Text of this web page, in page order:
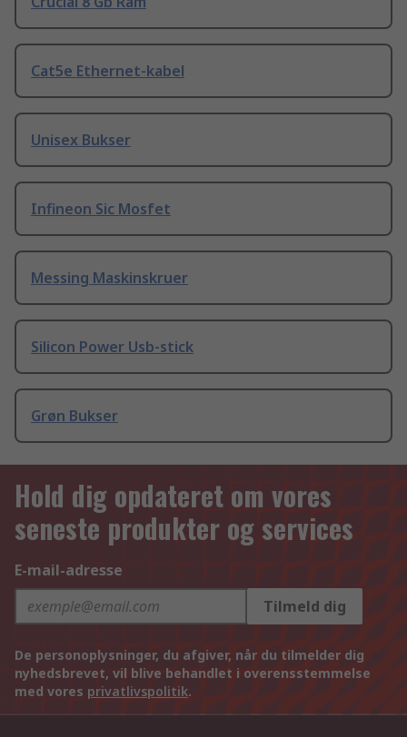
Cat5e Ethernet-kabel
Unisex Bukser
Infineon Sic Mosfet
Messing Maskinskruer
Silicon Power Usb-stick
Grøn Bukser
Hold dig opdateret om vores
seneste produkter og services
E-mail-adresse
Tilmeld dig
De personoplysninger, du afgiver, når du tilmelder dig
nyhedsbrevet, vil blive behandlet i overensstemmelse
med vores privatlivspolitik.